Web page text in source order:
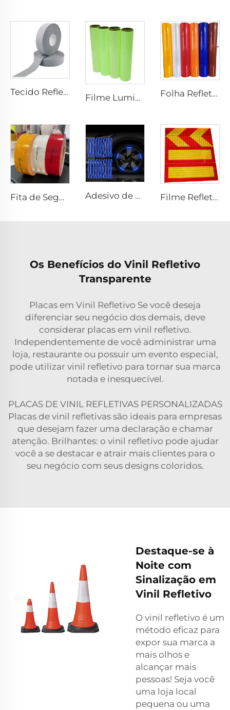
Tecido Refletivo Cinza, Fita Refletiva de Alta Luminosidade para Costurar em Coletes e Jaquetas
Filme Luminoso, Papel Luminoso Autoadesivo com Brilho no Escuro, Adesivo Vinílico Fotoluminescente para Decoração Folha Refletiva Prismática para Placa de Sinalização, Vinil Refletivo, Filme Refletivo Retrorrefletivo para Placa de Sinalização
Fita de Segurança Retrorrefletiva Ultra Brilhante ECE 104R para Caminhão e Reboque Adesivo de Borda Refletivo Azul para Roda de Carro ou Motocicleta, Adesivo Decorativo para Carro, Adesivo Refletivo de Aviso de Segurança Noturna para Carro Filme Refletivo Personalizado com Placa de Alumínio para Parte Traseira de Caminhão
Os Benefícios do Vinil Refletivo
Transparente
Placas em Vinil Refletivo Se você deseja
diferenciar seu negócio dos demais, deve
considerar placas em vinil refletivo.
Independentemente de você administrar uma
loja, restaurante ou possuir um evento especial,
pode utilizar vinil refletivo para tornar sua marca
notada e inesquecível.
PLACAS DE VINIL REFLETIVAS PERSONALIZADAS
Placas de vinil refletivas são ideais para empresas
que desejam fazer uma declaração e chamar
atenção. Brilhantes: o vinil refletivo pode ajudar
você a se destacar e atrair mais clientes para o
seu negócio com seus designs coloridos.
Destaque-se à
Noite com
Sinalização em
Vinil Refletivo
O vinil refletivo é um
método eficaz para
expor sua marca a
mais olhos e
alcançar mais
pessoas! Seja você
uma loja local
pequena ou uma